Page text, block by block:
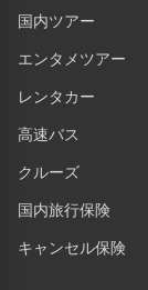
国内ツアー
エンタメツアー
レンタカー
高速バス
クルーズ
国内旅行保険
キャンセル保険